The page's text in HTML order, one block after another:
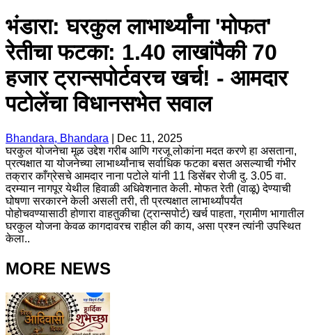
भंडारा: घरकुल लाभार्थ्यांना 'मोफत'
रेतीचा फटका: 1.40 लाखांपैकी 70
हजार ट्रान्सपोर्टवरच खर्च! - आमदार
पटोलेंचा विधानसभेत सवाल
Bhandara, Bhandara
Dec 11, 2025
घरकुल योजनेचा मूळ उद्देश गरीब आणि गरजू लोकांना मदत करणे हा असताना,
प्रत्यक्षात या योजनेच्या लाभार्थ्यांनाच सर्वाधिक फटका बसत असल्याची गंभीर
तक्रार काँग्रेसचे आमदार नाना पटोले यांनी 11 डिसेंबर रोजी दु. 3.05 वा.
दरम्यान नागपूर येथील हिवाळी अधिवेशनात केली. मोफत रेती (वाळू) देण्याची
घोषणा सरकारने केली असली तरी, ती प्रत्यक्षात लाभार्थ्यांपर्यंत
पोहोचवण्यासाठी होणारा वाहतुकीचा (ट्रान्सपोर्ट) खर्च पाहता, ग्रामीण भागातील
घरकुल योजना केवळ कागदावरच राहील की काय, असा प्रश्न त्यांनी उपस्थित
केला..
MORE NEWS